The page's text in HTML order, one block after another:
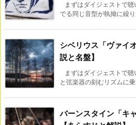
まずはダイジェストで
でる同じ音型が執拗に繰
シベリウス「ヴァイ
説と名盤】
まずはダイジェストで
と弦楽器の刻むリズムに
バーンスタイン「キ